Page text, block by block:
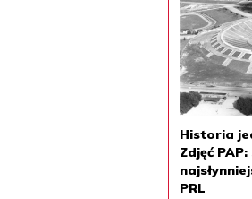
Historia
Zdjęć
PRL